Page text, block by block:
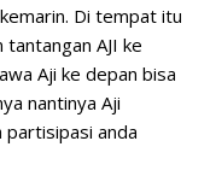
Di tempat itu
AJI ke
Aji ke depan bisa
nantinya Aji
partisipasi anda